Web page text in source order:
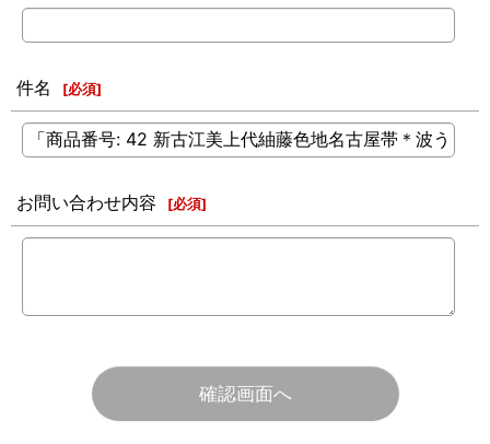
件名 [必須]
お問い合わせ内容 [必須]
確認画面へ